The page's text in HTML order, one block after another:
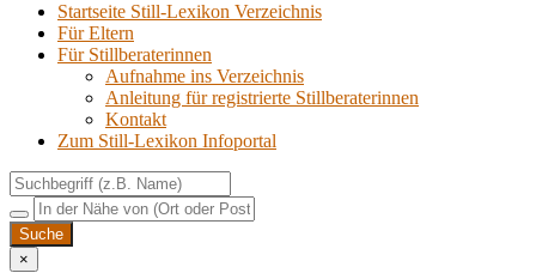
Startseite Still-Lexikon Verzeichnis
Für Eltern
Für Stillberaterinnen
Aufnahme ins Verzeichnis
Anlei­tung für regis­trier­te Stillberaterinnen
Kon­takt
Zum Still-Lexikon Infoportal
×